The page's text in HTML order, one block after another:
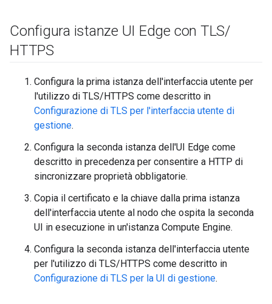
Configura istanze UI Edge con TLS/
HTTPS
Configura la prima istanza dell'interfaccia utente per
l'utilizzo di TLS/HTTPS come descritto in
Configurazione di TLS per l'interfaccia utente di
gestione.
Configura la seconda istanza dell'UI Edge come
descritto in precedenza per consentire a HTTP di
sincronizzare proprietà obbligatorie.
Copia il certificato e la chiave dalla prima istanza
dell'interfaccia utente al nodo che ospita la seconda
UI in esecuzione in un'istanza Compute Engine.
Configura la seconda istanza dell'interfaccia utente
per l'utilizzo di TLS/HTTPS come descritto in
Configurazione di TLS per la UI di gestione.